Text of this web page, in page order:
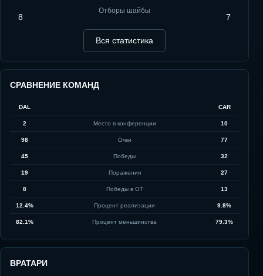
8
Отборы шайбы
7
Вся статистика
СРАВНЕНИЕ КОМАНД
DAL CAR
2 Место в конференции 10
98 Очки 77
45 Победы 32
19 Поражения 27
8 Победы в ОТ 13
12.4% Процент реализации 9.8%
82.1% Процент меньшинства 79.3%
ВРАТАРИ